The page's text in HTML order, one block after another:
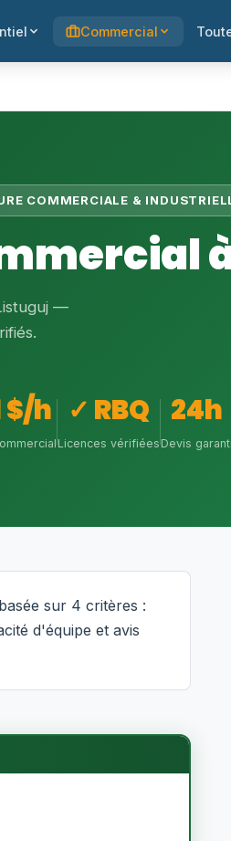
Commercial
COMMERCIALE &
—
$/h ✓ RBQ
Licences vérifiées
24h
Devis garanti
sur 4 critères :
d'équipe et avis